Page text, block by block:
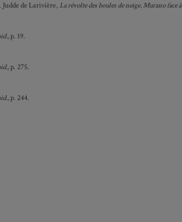
Judde de Larivière, La révolte des boules de neige. Murano face
p. 19.
p. 275.
p. 244.